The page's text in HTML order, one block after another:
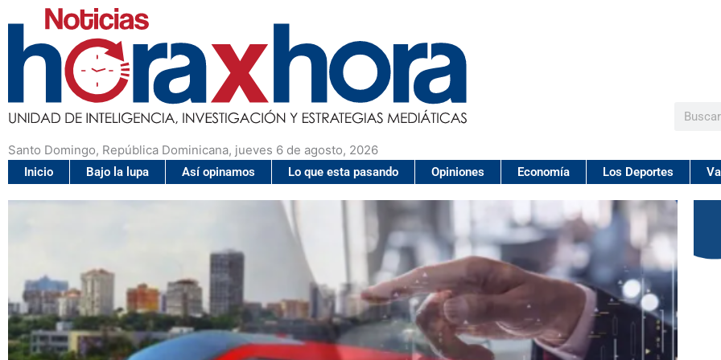
Santo Domingo, República Dominicana, jueves 6 de agosto, 2026
Buscar
Inicio Bajo la lupa Así opinamos Lo que esta pasando Opiniones Economía Los Deportes